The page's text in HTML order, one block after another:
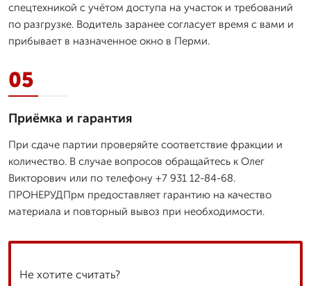
спецтехникой с учётом доступа на участок и требований
по разгрузке. Водитель заранее согласует время с вами и
прибывает в назначенное окно в Перми.
05
Приёмка и гарантия
При сдаче партии проверяйте соответствие фракции и
количество. В случае вопросов обращайтесь к Олег
Викторович или по телефону +7 931 12-84-68.
ПРОНЕРУДПрм предоставляет гарантию на качество
материала и повторный вывоз при необходимости.
Не хотите считать?